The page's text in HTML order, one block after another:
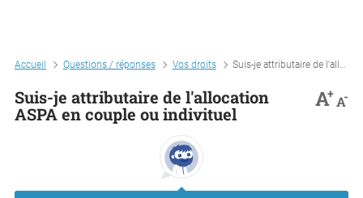
Accueil Questions / réponses Vos droits Suis-je attributaire de l'allocation aspa en couple ou indivituel
Suis-je attributaire de l'allocation
ASPA en couple ou indivituel
A+A-